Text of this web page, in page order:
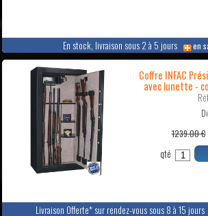
En stock, livraison sous 2 à 5 jours en
Livraison Offerte* sur rendez-vous sous 8 à 15
Coffre INFAC
avec lunette -
1239.00 €
qté